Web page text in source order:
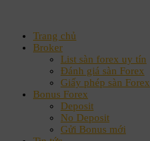
Trang chủ
Broker
List sàn forex uy tín
Đánh giá sàn Forex
Giấy phép sàn Forex
Bonus Forex
Deposit
No Deposit
Gửi Bonus mới